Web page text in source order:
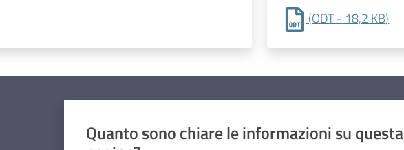
(ODT- 18,2 KB)
Quanto sono chiare le informazioni su questa